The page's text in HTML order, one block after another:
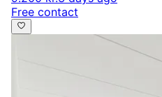
Free contact